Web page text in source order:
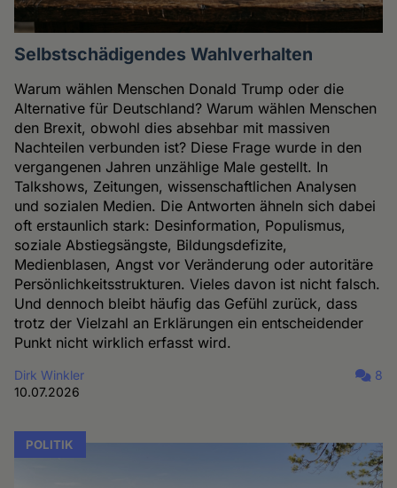
Selbstschädigendes Wahlverhalten
Warum wählen Menschen Donald Trump oder die
Alternative für Deutschland? Warum wählen Menschen
den Brexit, obwohl dies absehbar mit massiven
Nachteilen verbunden ist? Diese Frage wurde in den
vergangenen Jahren unzählige Male gestellt. In
Talkshows, Zeitungen, wissenschaftlichen Analysen
und sozialen Medien. Die Antworten ähneln sich dabei
oft erstaunlich stark: Desinformation, Populismus,
soziale Abstiegsängste, Bildungsdefizite,
Medienblasen, Angst vor Veränderung oder autoritäre
Persönlichkeitsstrukturen. Vieles davon ist nicht falsch.
Und dennoch bleibt häufig das Gefühl zurück, dass
trotz der Vielzahl an Erklärungen ein entscheidender
Punkt nicht wirklich erfasst wird.
Dirk Winkler
10.07.2026
8
POLITIK